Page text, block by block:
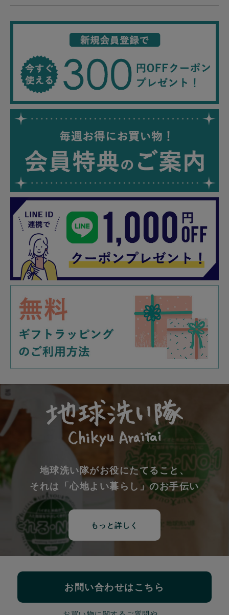
地球洗い隊がお役にたてること、
それは「心地よい暮らし」のお手伝い
もっと詳しく
お問い合わせはこちら